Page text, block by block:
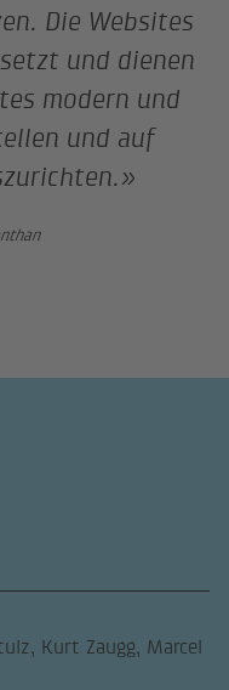
Die Websites
und dienen
modern und
und auf
Kurt Zaugg, Marcel